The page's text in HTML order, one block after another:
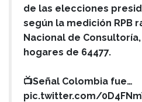
de las elecciones
según la medición RPB
Nacional de
hogares de 64477.
📺Señal Colombia fue…
pic.twitter.com/